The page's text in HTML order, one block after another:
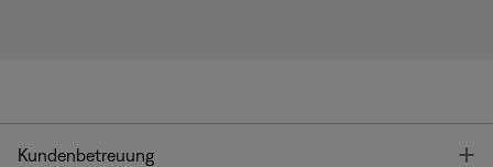
Kundenbetreuung